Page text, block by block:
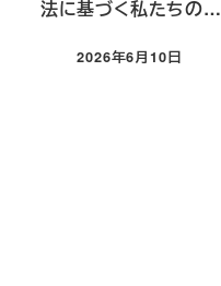
法に基づく私たちの…
投稿日
2026年6月10日